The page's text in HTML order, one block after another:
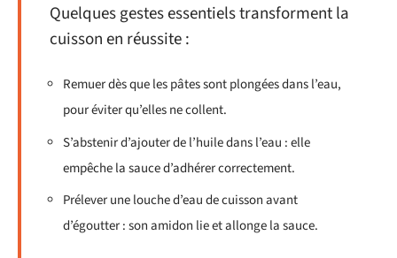
Quelques gestes essentiels transforment la
cuisson en réussite :
Remuer dès que les pâtes sont plongées dans l’eau,
pour éviter qu’elles ne collent.
S’abstenir d’ajouter de l’huile dans l’eau : elle
empêche la sauce d’adhérer correctement.
Prélever une louche d’eau de cuisson avant
d’égoutter : son amidon lie et allonge la sauce.